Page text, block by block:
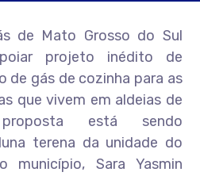
de Mato Grosso do Sul
projeto inédito de
de gás de cozinha para as
que vivem em aldeias de
está sendo
terena da unidade do
município, Sara Yasmin